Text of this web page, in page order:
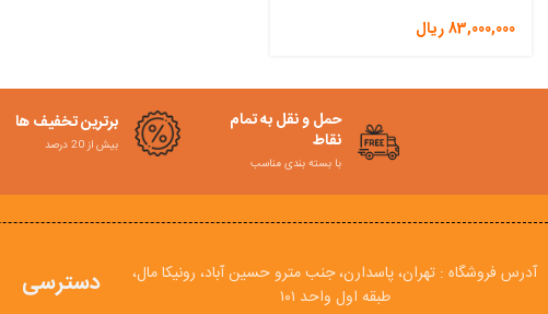
83,000,000ریال
حمل و نقل به تمام
نقاط
با بسته بندی مناسب
برترین تخفیف ها
بیش از 20 درصد
آدرس فروشگاه : تهران، پاسدارن، جنب مترو حسین آباد، رونیکا مال،
طبقه اول واحد ۱۰۱
دسترسی